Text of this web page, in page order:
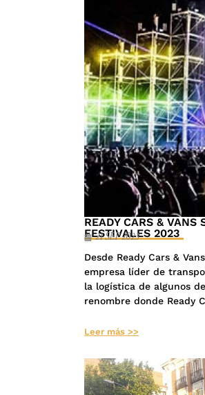
READY CARS & VANS
FESTIVALES 2023
21 SEP 2023
Desde Ready Cars &
empresa líder de
la logística de algunos
renombre donde Ready
Leer más >>